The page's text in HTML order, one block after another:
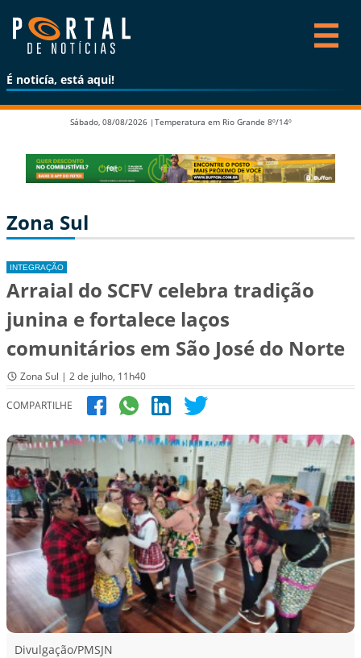
É noticía, está aqui!
Sábado, 08/08/2026 | Temperatura em Rio Grande 8º/14º
Zona Sul
INTEGRAÇÃO
Arraial do SCFV celebra tradição
junina e fortalece laços
comunitários em São José do Norte
Zona Sul | 2 de julho, 11h40
COMPARTILHE
Divulgação/PMSJN